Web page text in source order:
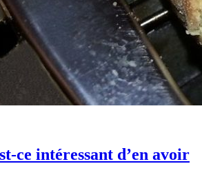
ce intéressant d’en avoir